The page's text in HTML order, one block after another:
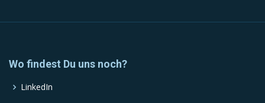
Wo findest Du uns noch?
LinkedIn